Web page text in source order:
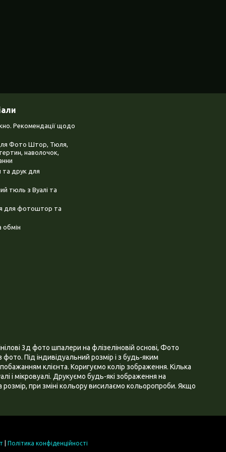
Рекомендації щодо
Фото Штор, Тюля,
наволочок,
та друк для
тюль з Вуалі та
для фотоштор та
обмін
3д фото шпалери на флізеліновій основі, Фото
Під індивідуальний розмір і з будь-яким
клієнта. Коригуємо колір зображення. Кілька
і мікровуалі. Друкуємо будь-які зображення на
при зміні кольору висилаємо кольоропроби. Якщо
Політика конфіденційності